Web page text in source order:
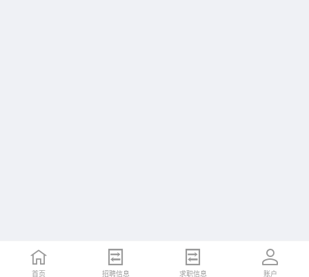
首页 招聘信息 求职信息 账户